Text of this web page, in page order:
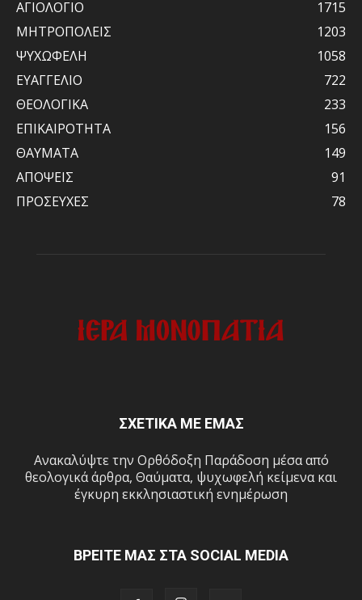
ΑΓΙΟΛΟΓΙΟ
1715
ΜΗΤΡΟΠΟΛΕΙΣ
1203
ΨΥΧΩΦΕΛΗ
1058
ΕΥΑΓΓΕΛΙΟ
722
ΘΕΟΛΟΓΙΚΑ
233
ΕΠΙΚΑΙΡΟΤΗΤΑ
156
ΘΑΥΜΑΤΑ
149
ΑΠΟΨΕΙΣ
91
ΠΡΟΣΕΥΧΕΣ
78
ΣΧΕΤΙΚΑ ΜΕ ΕΜΑΣ
Ανακαλύψτε την Ορθόδοξη Παράδοση μέσα από
θεολογικά άρθρα, Θαύματα, ψυχωφελή κείμενα και
έγκυρη εκκλησιαστική ενημέρωση
ΒΡΕΙΤΕ ΜΑΣ ΣΤΑ SOCIAL MEDIA